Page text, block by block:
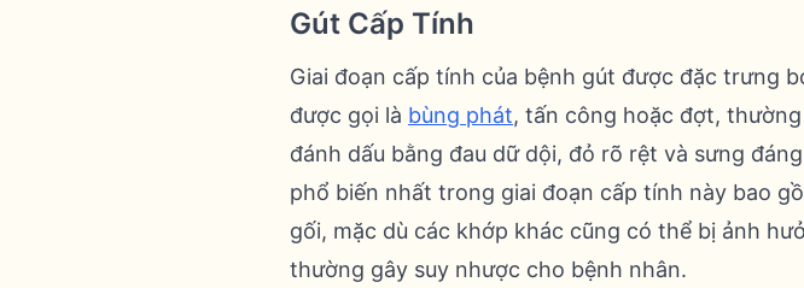
Gút Cấp Tính
Giai đoạn cấp tính của bệnh gút được đặc trưng
được gọi là bùng phát, tấn công hoặc đợt,
đánh dấu bằng đau dữ dội, đỏ rõ rệt và sưng
phổ biến nhất trong giai đoạn cấp tính này bao
gối, mặc dù các khớp khác cũng có thể bị ảnh
thường gây suy nhược cho bệnh nhân.